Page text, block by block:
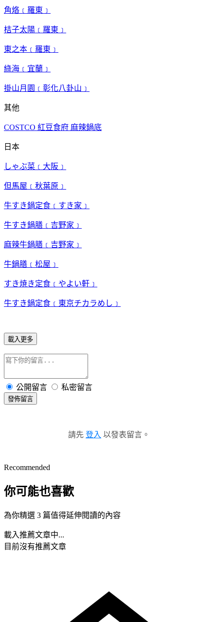
角烙﹝羅東﹞
桔子太陽﹝羅東﹞
東之本﹝羅東﹞
綠海﹝宜蘭﹞
掛山月園﹝彰化八卦山﹞
其他
COSTCO 紅豆食府 麻辣鍋底
日本
しゃぶ菜﹝大阪﹞
但馬屋﹝秋葉原﹞
牛すき鍋定食﹝すき家﹞
牛すき鍋膳﹝吉野家﹞
麻辣牛鍋膳﹝吉野家﹞
牛鍋膳﹝松屋﹞
すき焼き定食﹝やよい軒﹞
牛すき鍋定食﹝東京チカラめし﹞
載入更多
公開留言 私密留言
發佈留言
請先 登入 以發表留言。
Recommended
你可能也喜歡
為你精選 3 篇值得延伸閱讀的內容
載入推薦文章中...
目前沒有推薦文章